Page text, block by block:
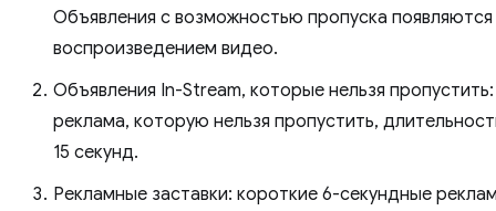
Объявления с возможностью пропуска
воспроизведением видео.
Объявления In-Stream, которые нельзя пропустить:
реклама, которую нельзя пропустить,
15 секунд.
Рекламные заставки: короткие 6-секундные